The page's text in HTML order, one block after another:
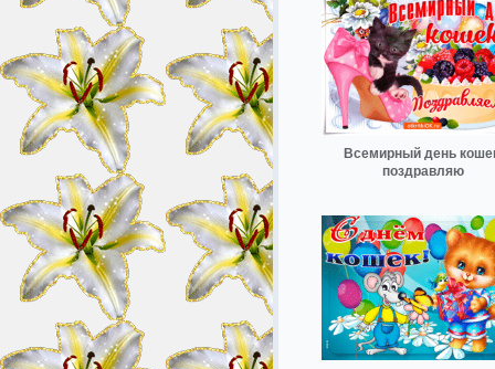
Всемирный день
поздравляю